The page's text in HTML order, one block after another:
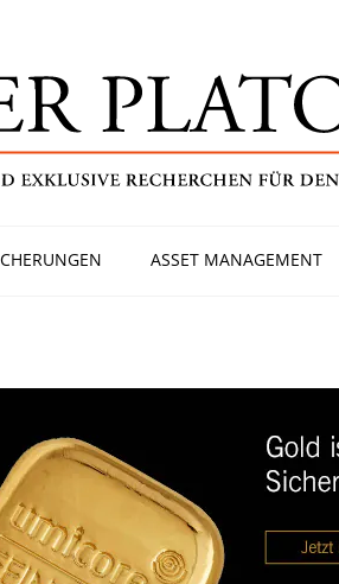
ASSET MANAGEMENT